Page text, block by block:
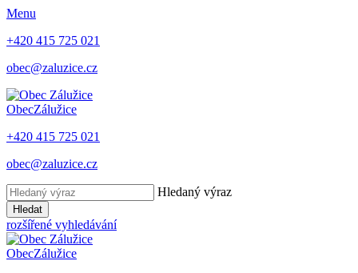
Menu
+420 415 725 021
obec@zaluzice.cz
ObecZálužice
+420 415 725 021
obec@zaluzice.cz
Hledaný výraz
Hledat
rozšířené vyhledávání
ObecZálužice